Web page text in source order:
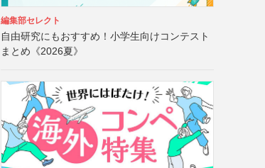
編集部セレクト
自由研究にもおすすめ！小学生向けコンテスト
まとめ《2026夏》